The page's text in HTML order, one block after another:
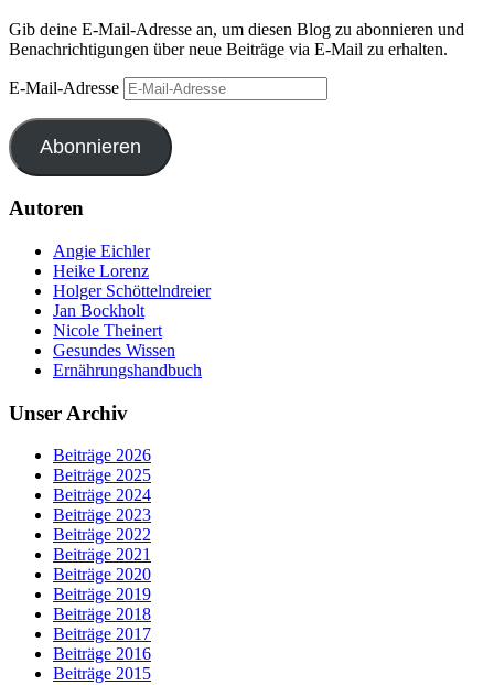
Gib deine E-Mail-Adresse an, um diesen Blog zu abonnieren und
Benachrichtigungen über neue Beiträge via E-Mail zu erhalten.
E-Mail-Adresse
Abonnieren
Autoren
Angie Eichler
Heike Lorenz
Holger Schöttelndreier
Jan Bockholt
Nicole Theinert
Gesundes Wissen
Ernährungshandbuch
Unser Archiv
Beiträge 2026
Beiträge 2025
Beiträge 2024
Beiträge 2023
Beiträge 2022
Beiträge 2021
Beiträge 2020
Beiträge 2019
Beiträge 2018
Beiträge 2017
Beiträge 2016
Beiträge 2015